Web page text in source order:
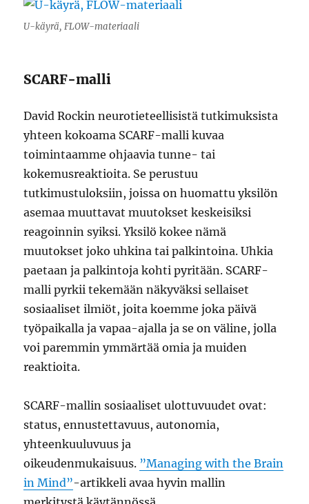
U-käyrä, FLOW-materiaali
SCARF-malli
David Rockin neurotieteellisistä tutkimuksista
yhteen kokoama SCARF-malli kuvaa
toimintaamme ohjaavia tunne- tai
kokemusreaktioita. Se perustuu
tutkimustuloksiin, joissa on huomattu yksilön
asemaa muuttavat muutokset keskeisiksi
reagoinnin syiksi. Yksilö kokee nämä
muutokset joko uhkina tai palkintoina. Uhkia
paetaan ja palkintoja kohti pyritään. SCARF-
malli pyrkii tekemään näkyväksi sellaiset
sosiaaliset ilmiöt, joita koemme joka päivä
työpaikalla ja vapaa-ajalla ja se on väline, jolla
voi paremmin ymmärtää omia ja muiden
reaktioita.
SCARF-mallin sosiaaliset ulottuvuudet ovat:
status, ennustettavuus, autonomia,
yhteenkuuluvuus ja
oikeudenmukaisuus. ”Managing with the Brain
in Mind”-artikkeli avaa hyvin mallin